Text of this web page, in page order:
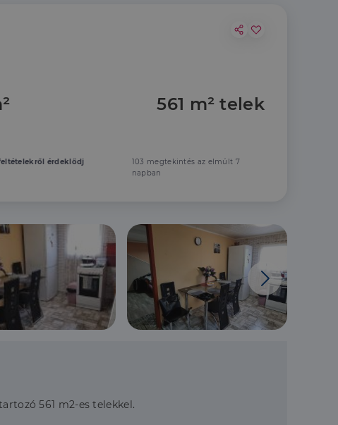
561 m² telek
érdeklődj
103 megtekintés az elmúlt 7
napban
561 m2-es telekkel.